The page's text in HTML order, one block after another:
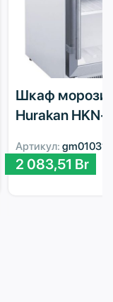
Шкаф
Hurakan HKN-
Артикул: gm010315
2 083,51 Br